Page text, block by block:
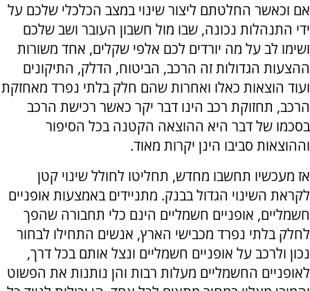
אם וכאשר החלטתם ליצור שינוי במצב הכלכלי שלכם על
ידי התנהלות נכונה, שבו מול חשבון העובר ושב שלכם
ושימו לב על מה יורדים לכם אלפי שקלים, אחד משורות
ההצעות הגדולות זה הרכב, הביטוח, הדלק, התיקונים
ועוד הוצאות כאלו ואחרות שהם חלק בלתי נפרד מאחזקת
הרכב, תחזוקת רכב הינו דבר יקר כאשר רכישת הרכב
בסכמו של דבר היא ההוצאה הקטנה בכל הסיפור
וההוצאות סביבו הינן יקרות מאוד.
אז מעכשיו תחשבו מחדש, תחליטו לחולל שינוי קטן
לקראת השינוי הגדול בבנק. מתניידים באמצעות אופניים
חשמליים, אופניים חשמליים הינם כלי תחבורה שהפך
לחלק בלתי נפרד מכבישי הארץ, אנשים התחילו לבחור
נכון ולרכב על אופניים חשמליים ונצל אותם בכל דרך,
לאופניים החשמליים מעלות רבות והן נותנות את הפשוט